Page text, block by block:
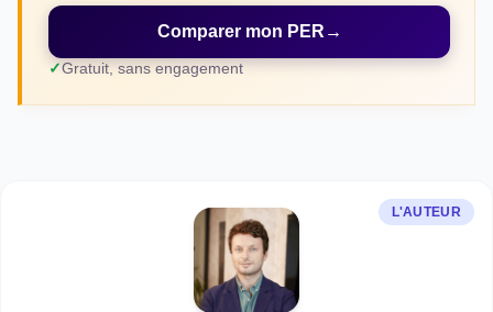
Comparer mon PER →
Gratuit, sans engagement
L'AUTEUR